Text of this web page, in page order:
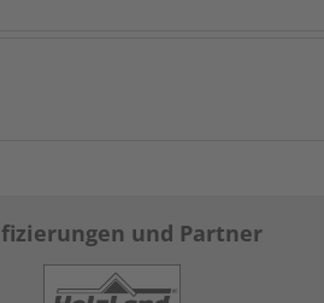
und Partner